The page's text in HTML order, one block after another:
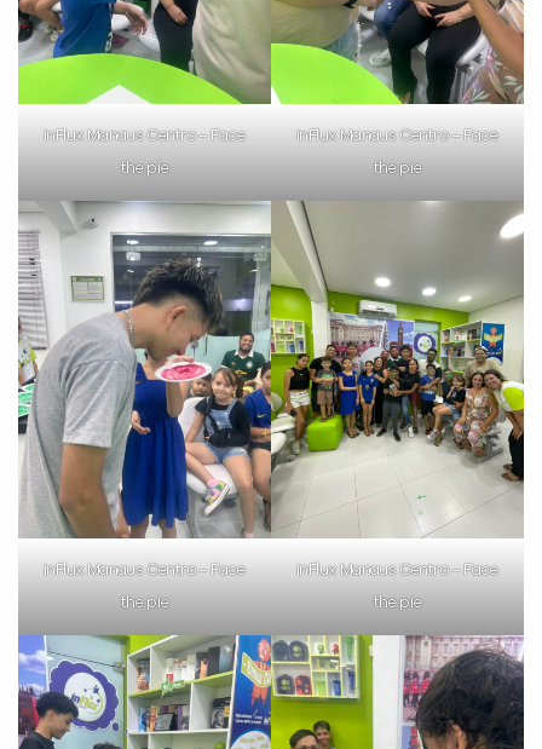
inFlux Manaus Centro – Face
the pie
inFlux Manaus Centro – Face
the pie
inFlux Manaus Centro – Face
the pie
inFlux Manaus Centro – Face
the pie